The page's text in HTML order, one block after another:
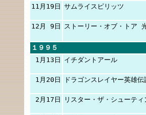
11月19日 サムライスピリッツ
12月 9日 ストーリー・オブ・トア
１９９５
1月13日
イチダントアール
1月20日 ドラゴンスレイヤー英雄
2月17日 リスター・ザ・シューテ